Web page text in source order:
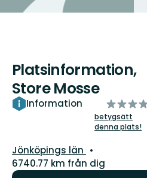
Platsinformation,
Store Mosse
Information
av
5
stjärnor
betygsätt
denna plats!
Län:
Jönköpings län
6740.77 km från dig